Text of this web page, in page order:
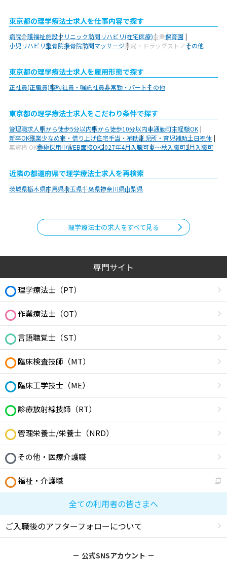
東京都の理学療法士求人を仕事内容で探す
病院介護福祉施設クリニック訪問リハビリ(在宅医療)企業保育園
小児リハビリ整骨院接骨院訪問マッサージ薬局・ドラッグストアその他
東京都の理学療法士求人を雇用形態で探す
正社員(正職員)契約社員・嘱託社員非常勤・パートその他
東京都の理学療法士求人をこだわり条件で探す
管理職求人駅から徒歩5分以内駅から徒歩10分以内車通勤可未経験OK
新卒OK残業少なめ寮・借り上げ住宅手当・補助託児所・育児補助土日祝休
無資格 OK積極採用中WEB面接OK2027年4月入職可夏～秋入職可1月入職可
近隣の都道府県で理学療法士求人を再検索
茨城県栃木県群馬県埼玉県千葉県神奈川県山梨県
理学療法士の求人をすべて見る
専門サイト
理学療法士（PT）
作業療法士（OT）
言語聴覚士（ST）
臨床検査技師（MT）
臨床工学技士（ME）
診療放射線技師（RT）
管理栄養士/栄養士（NRD）
その他・医療介護職
福祉・介護職
全ての利用者の皆さまへ
ご入職後のアフターフォローについて
公式SNSアカウント